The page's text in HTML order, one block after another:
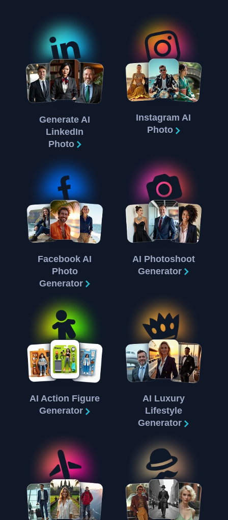
Generate AI
LinkedIn
Photo
Instagram AI
Photo
Facebook AI
Photo
Generator
AI Photoshoot
Generator
AI Action Figure
Generator
AI Luxury
Lifestyle
Generator